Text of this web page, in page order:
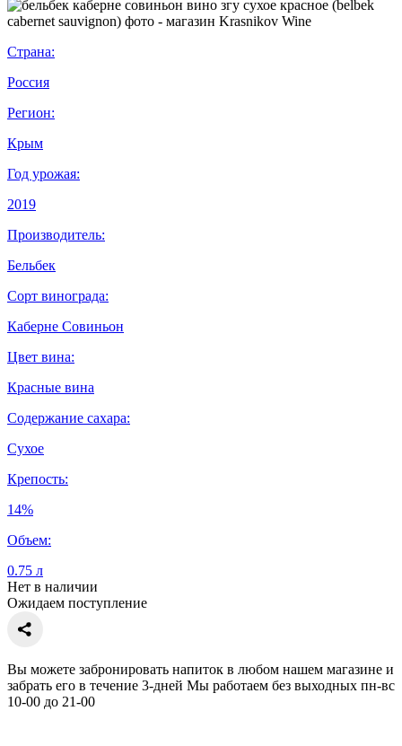
Страна:
Россия
Регион:
Крым
Год урожая:
2019
Производитель:
Бельбек
Сорт винограда:
Каберне Совиньон
Цвет вина:
Красные вина
Содержание сахара:
Сухое
Крепость:
14%
Объем:
0.75 л
Нет в наличии
Ожидаем поступление
Вы можете забронировать напиток в любом нашем магазине и
забрать его в течение 3-дней Мы работаем без выходных пн-вс
10-00 до 21-00